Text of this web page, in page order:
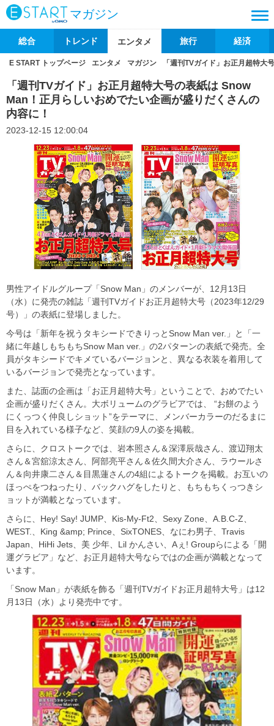
マガジン
総合 トレンド エンタメ 旅行 経済
E START トップページ エンタメ マガジン 「週刊TVガイド」お正月超特
「週刊TVガイド」お正月超特大号の表紙は Snow
Man！正月らしいおめでたい企画が盛りだくさんの
内容に！
2023-12-15 12:00:04
男性アイドルグループ「Snow Man」のメンバーが、12月13日
（水）に発売の雑誌「週刊TVガイドお正月超特大号（2023年12/29
号）」の表紙に登場しました。
今号は「新年を祝うタキシードできりっとSnow Man ver.」と「一
緒に年越しもちもちSnow Man ver.」の2パターンの表紙で発売。全
員がタキシードでキメているバージョンと、異なる衣装を着用して
いるバージョンで発売となっています。
また、誌面の企画は「お正月超特大号」ということで、おめでたい
企画が盛りだくさん。大ボリュームのグラビアでは、 “お餅のよう
にくっつく仲良しショット”をテーマに、メンバーカラーのだるまに
目を入れている様子など、笑顔の9人の姿を掲載。
さらに、クロストークでは、岩本照さん＆深澤辰哉さん、渡辺翔太
さん＆宮舘涼太さん、阿部亮平さん＆佐久間大介さん、ラウールさ
ん＆向井康二さん＆目黒蓮さんの4組によるトークを掲載。お互いの
ほっぺをつねったり、バックハグをしたりと、もちもちくっつきシ
ョットが満載となっています。
さらに、Hey! Say! JUMP、Kis-My-Ft2、Sexy Zone、A.B.C-Z、
WEST.、King &amp; Prince、SixTONES、なにわ男子、Travis
Japan、HiHi Jets、美 少年、Lil かんさい、Aぇ! Groupらによる「開
運グラビア」など、お正月超特大号ならではの企画が満載となって
います。
「Snow Man」が表紙を飾る「週刊TVガイドお正月超特大号」は12
月13日（水）より発売中です。